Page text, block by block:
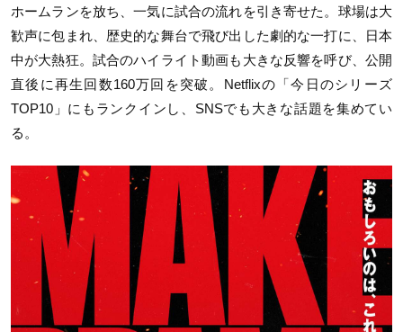
ホームランを放ち、一気に試合の流れを引き寄せた。球場は大
歓声に包まれ、歴史的な舞台で飛び出した劇的な一打に、日本
中が大熱狂。試合のハイライト動画も大きな反響を呼び、公開
直後に再生回数160万回を突破。Netflixの「今日のシリーズ
TOP10」にもランクインし、SNSでも大きな話題を集めてい
る。